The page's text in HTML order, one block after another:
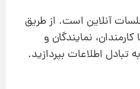
جلسات آنلاین است. از طریق
کارمندان، نمایندگان و
تبادل اطلاعات بپردازید.